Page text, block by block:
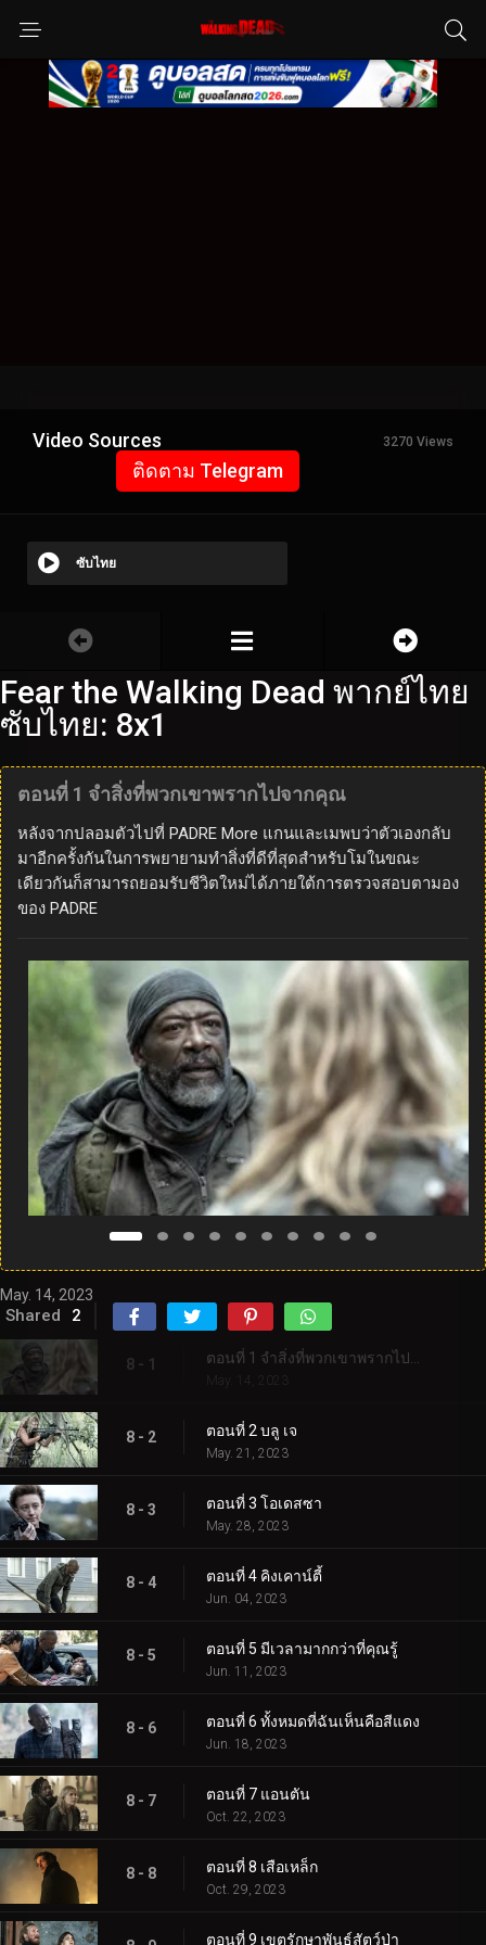
Video Sources 3270 Views
ติดตาม Telegram
ซับไทย
Fear the Walking Dead พากย์ไทย
ซับไทย: 8x1
ตอนที่ 1 จำสิ่งที่พวกเขาพรากไปจากคุณ
หลังจากปลอมตัวไปที่ PADRE More แกนและเมพบว่าตัวเองกลับ
มาอีกครั้งกันในการพยายามทำสิ่งที่ดีที่สุดสำหรับโมในขณะ
เดียวกันก็สามารถยอมรับชีวิตใหม่ได้ภายใต้การตรวจสอบตามอง
ของ PADRE
May. 14, 2023
Shared 2
8 - 1
May. 14, 2023
8 - 2 ตอนที่ 2 บลู เจ
May. 21, 2023
8 - 3 ตอนที่ 3 โอเดสซา
May. 28, 2023
8 - 4 ตอนที่ 4 คิงเคาน์ตี้
Jun. 04, 2023
8 - 5 ตอนที่ 5 มีเวลามากกว่าที่คุณรู้
Jun. 11, 2023
8 - 6 ตอนที่ 6 ทั้งหมดที่ฉันเห็นคือสีแดง
Jun. 18, 2023
8 - 7 ตอนที่ 7 แอนตัน
Oct. 22, 2023
8 - 8 ตอนที่ 8 เสือเหล็ก
Oct. 29, 2023
ตอนที่ 9 เขตรักษาพันธุ์สัตว์ป่า